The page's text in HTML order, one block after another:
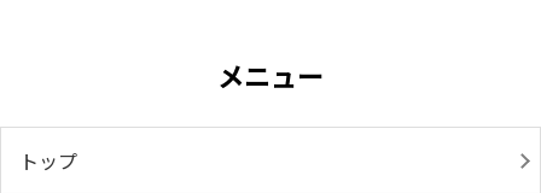
メニュー
トップ